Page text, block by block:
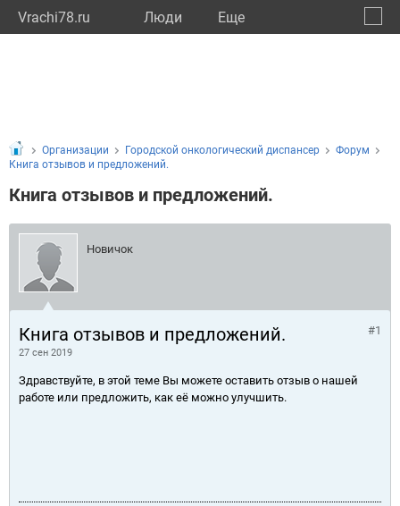
Vrachi78.ru Люди Eще
Организации Городской онкологический диспансер
Форум
Книга отзывов и предложений.
Книга отзывов и предложений.
Новичок
Книга отзывов и предложений.
27 сен 2019
#1
Здравствуйте, в этой теме Вы можете оставить отзыв о нашей
работе или предложить, как её можно улучшить.